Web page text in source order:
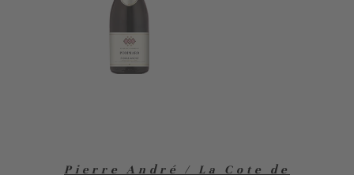
Pierre André / La Cote de